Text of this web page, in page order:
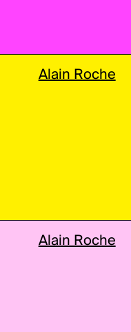
Alain Roche
Alain Roche